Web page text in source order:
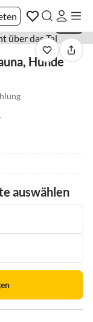
Hunde
auswählen